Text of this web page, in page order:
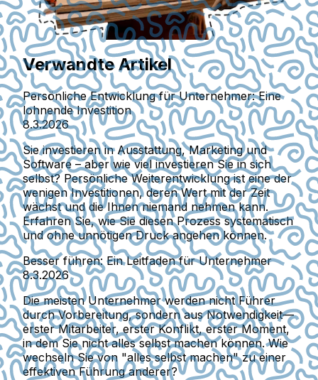
Verwandte Artikel
Persönliche Entwicklung für Unternehmer: Eine
lohnende Investition
8.3.2026
Sie investieren in Ausstattung, Marketing und
Software – aber wie viel investieren Sie in sich
selbst? Persönliche Weiterentwicklung ist eine der
wenigen Investitionen, deren Wert mit der Zeit
wächst und die Ihnen niemand nehmen kann.
Erfahren Sie, wie Sie diesen Prozess systematisch
und ohne unnötigen Druck angehen können.
Besser führen: Ein Leitfaden für Unternehmer
8.3.2026
Die meisten Unternehmer werden nicht Führer
durch Vorbereitung, sondern aus Notwendigkeit—
erster Mitarbeiter, erster Konflikt, erster Moment,
in dem Sie nicht alles selbst machen können. Wie
wechseln Sie von "alles selbst machen" zu einer
effektiven Führung anderer?